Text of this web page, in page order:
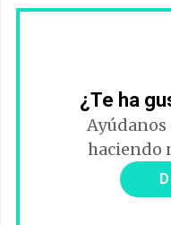
¿Te ha
Ayúdanos
haciendo